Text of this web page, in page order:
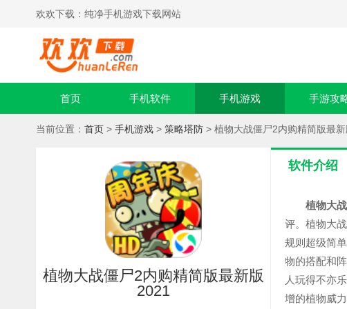
欢欢下载：纯净手机游戏下载网站
首页 手机软件 手机游戏 手游攻
当前位置： 首页 > 手机游戏 > 策略塔防 > 植物大战僵尸2内购精简版最新
植物大战僵尸2内购精简版最新版
2021
软件介绍
植物大
评。植物大
规则超级简
物的搭配和
人玩得不亦
增的植物威